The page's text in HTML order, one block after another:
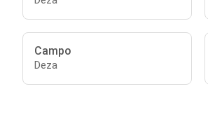
Campo
Deza